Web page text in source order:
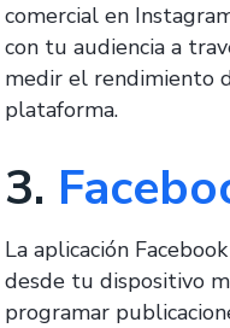
comercial en
con tu audiencia a
medir el rendimiento
plataforma.
3.
La aplicación
desde tu dispositivo
programar